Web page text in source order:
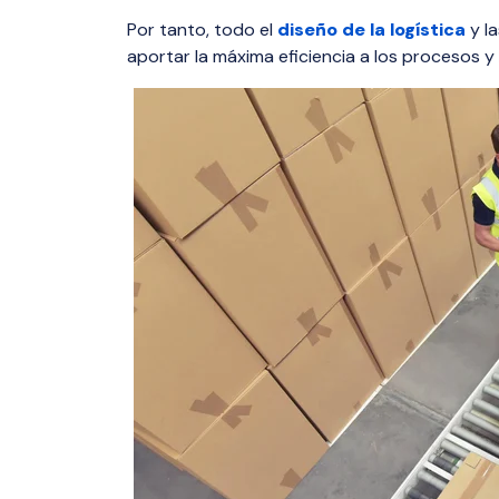
total de
eficiencia
hormigón,
monitoreo
Por tanto, todo el diseño de la logística y
aportar la máxima eficiencia a los procesos